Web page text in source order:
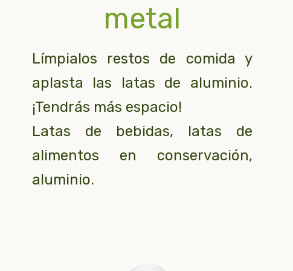
metal
Límpialos restos de comida y
aplasta las latas de aluminio.
¡Tendrás más espacio!
Latas de bebidas, latas de
alimentos en conservación,
aluminio.